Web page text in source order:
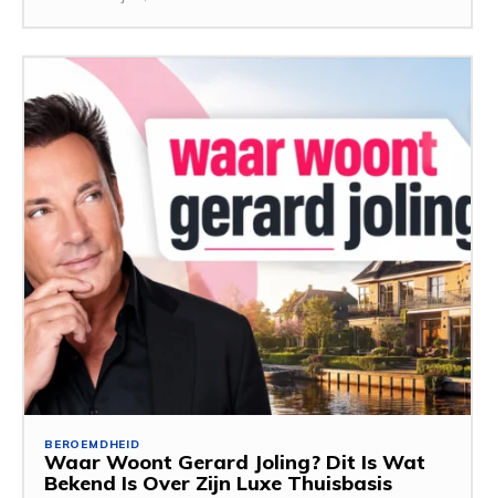
BEROEMDHEID
Waar Woont Gerard Joling? Dit Is Wat
Bekend Is Over Zijn Luxe Thuisbasis